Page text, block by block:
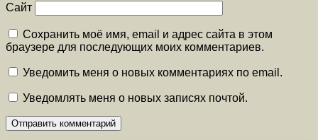
Сайт
Сохранить моё имя, email и адрес сайта в этом
браузере для последующих моих комментариев.
Уведомить меня о новых комментариях по email.
Уведомлять меня о новых записях почтой.